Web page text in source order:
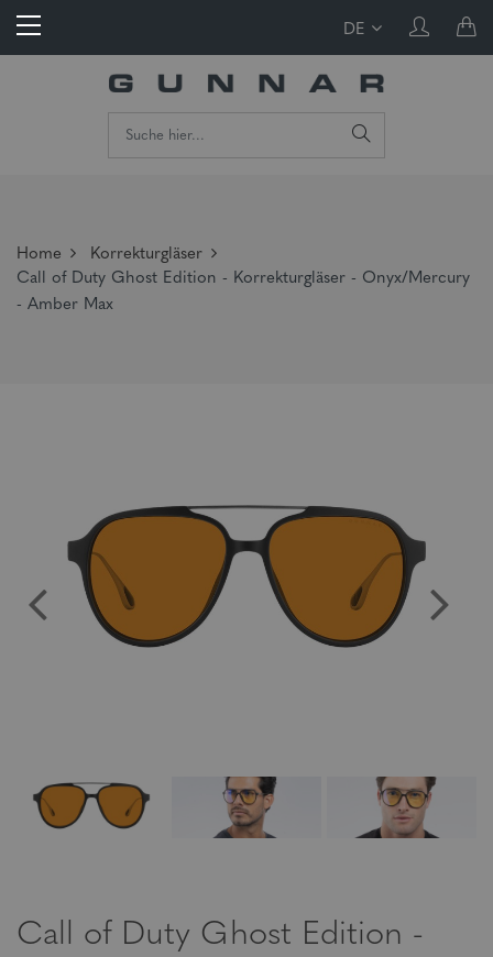
DE
Home
Korrekturgläser
Call of Duty Ghost Edition - Korrekturgläser - Onyx/Mercury
- Amber Max
Call of Duty Ghost Edition -